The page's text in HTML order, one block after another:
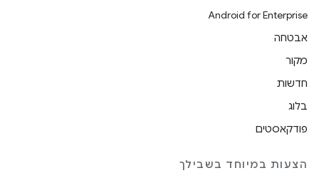
Android for Enterprise
אבטחה
מקור
חדשות
בלוג
פודקאסטים
הצעות במיוחד בשבילך